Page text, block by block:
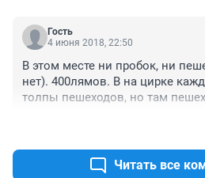
Гость
4 июня 2018, 22:50
В этом месте ни пробок, ни
нет). 400лямов. В на цирке
толпы пешеходов, но там
Читать все